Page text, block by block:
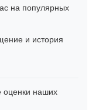
на популярных
и история
оценки наших